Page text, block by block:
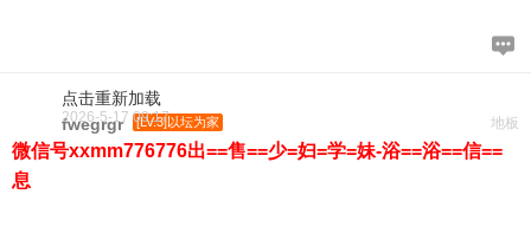
点击重新加载
地板
fwegrgr [LV.3]以坛为家
2026-5-17 09:17
微信号xxmm776776出==售==少=妇=学=妹-浴==浴==信==
息